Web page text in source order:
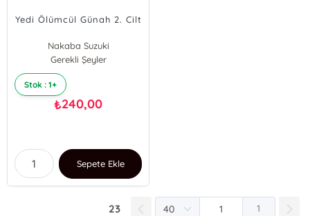
Yedi Ölümcül Günah 2. Cilt
Nakaba Suzuki
Gerekli Şeyler
Stok : 1+
₺240,00
Sepete Ekle
23 1